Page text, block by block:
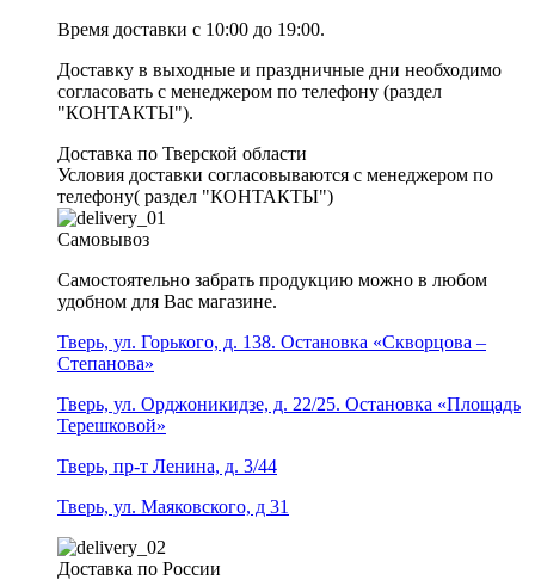
Время доставки с 10:00 до 19:00.
Доставку в выходные и праздничные дни необходимо
согласовать с менеджером по телефону (раздел
"КОНТАКТЫ").
Доставка по Тверской области
Условия доставки согласовываются с менеджером по
телефону( раздел "КОНТАКТЫ")
Самовывоз
Самостоятельно забрать продукцию можно в любом
удобном для Вас магазине.
Тверь, ул. Горького, д. 138. Остановка «Скворцова –
Степанова»
Тверь, ул. Орджоникидзе, д. 22/25. Остановка «Площадь
Терешковой»
Тверь, пр-т Ленина, д. 3/44
Тверь, ул. Маяковского, д 31
Доставка по России